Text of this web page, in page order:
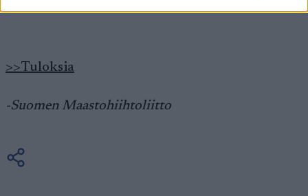
>>Tuloksia
-Suomen Maastohiihtoliitto